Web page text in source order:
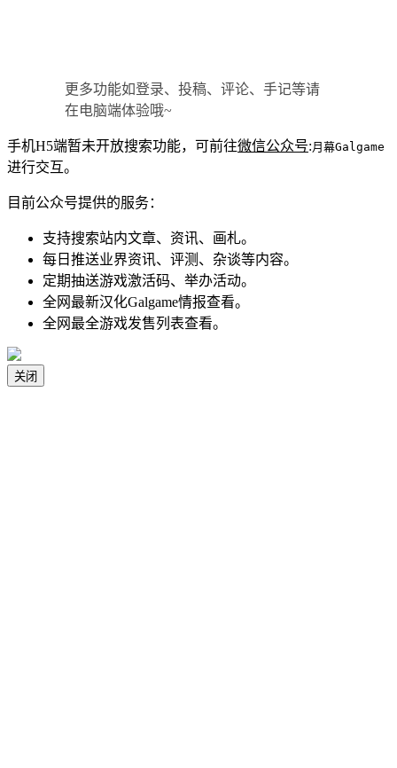
更多功能如登录、投稿、评论、手记等请
在电脑端体验哦~
手机H5端暂未开放搜索功能，可前往微信公众号: 月幕Galgame
进行交互。
目前公众号提供的服务：
支持搜索站内文章、资讯、画札。
每日推送业界资讯、评测、杂谈等内容。
定期抽送游戏激活码、举办活动。
全网最新汉化Galgame情报查看。
全网最全游戏发售列表查看。
关闭